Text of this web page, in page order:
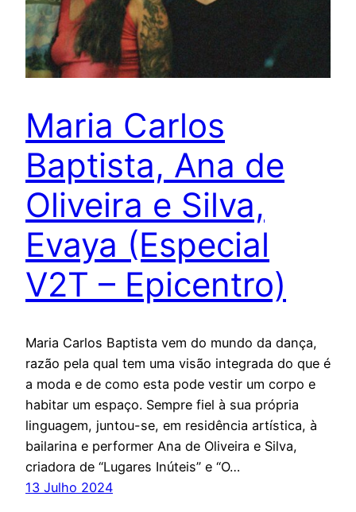
Maria Carlos
Baptista, Ana de
Oliveira e Silva,
Evaya (Especial
V2T – Epicentro)
Maria Carlos Baptista vem do mundo da dança,
razão pela qual tem uma visão integrada do que é
a moda e de como esta pode vestir um corpo e
habitar um espaço. Sempre fiel à sua própria
linguagem, juntou-se, em residência artística, à
bailarina e performer Ana de Oliveira e Silva,
criadora de “Lugares Inúteis” e “O…
13 Julho 2024